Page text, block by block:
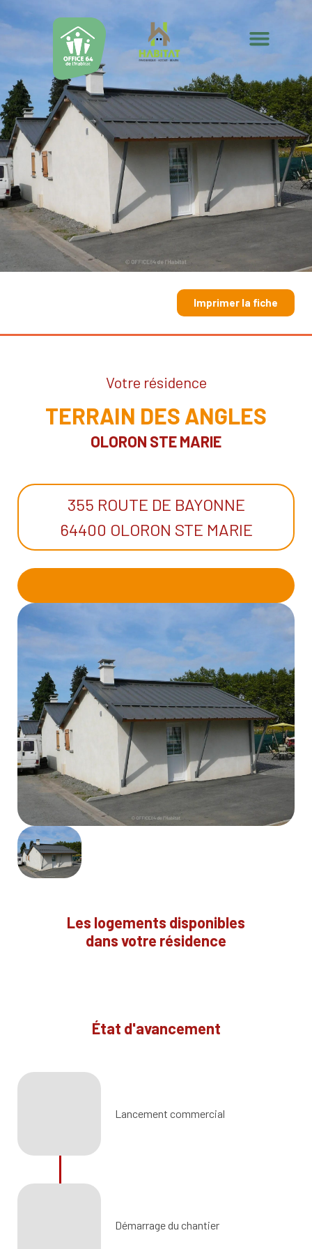
Imprimer la fiche
Votre résidence
TERRAIN DES ANGLES
OLORON STE MARIE
355 ROUTE DE BAYONNE
64400 OLORON STE MARIE
Les logements disponibles
dans votre résidence
État d'avancement
Lancement commercial
Démarrage du chantier